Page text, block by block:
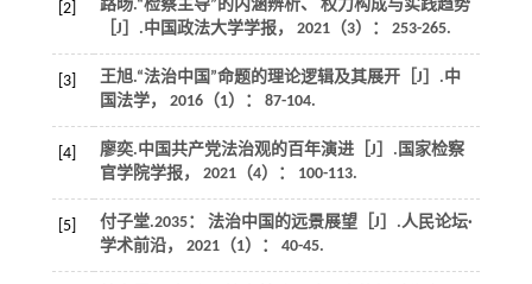
[2]
路旸.“检察主导”的内涵辨析、 权力构成与实践趋势
［J］.中国政法大学学报， 2021（3）： 253-265.
[3] 王旭.“法治中国”命题的理论逻辑及其展开［J］.中
国法学， 2016（1）： 87-104.
[4] 廖奕.中国共产党法治观的百年演进［J］. 国家检察
官学院学报， 2021（4）： 100-113.
[5] 付子堂.2035： 法治中国的远景展望［J］.人民论坛·
学术前沿， 2021（1）： 40-45.